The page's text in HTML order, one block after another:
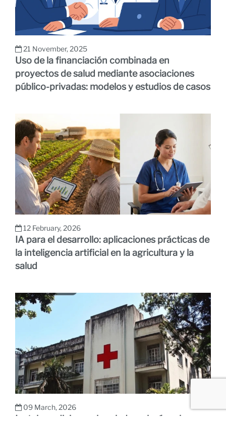
21 November, 2025
Uso de la financiación combinada en
proyectos de salud mediante asociaciones
público-privadas: modelos y estudios de casos
12 February, 2026
IA para el desarrollo: aplicaciones prácticas de
la inteligencia artificial en la agricultura y la
salud
09 March, 2026
La telemedicina en la salud rural: cómo la